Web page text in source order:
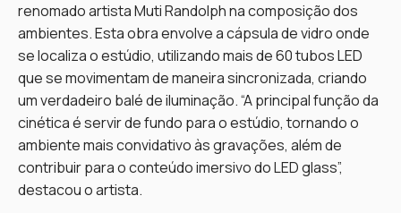
renomado artista Muti Randolph na composição dos
ambientes. Esta obra envolve a cápsula de vidro onde
se localiza o estúdio, utilizando mais de 60 tubos LED
que se movimentam de maneira sincronizada, criando
um verdadeiro balé de iluminação. “A principal função da
cinética é servir de fundo para o estúdio, tornando o
ambiente mais convidativo às gravações, além de
contribuir para o conteúdo imersivo do LED glass”,
destacou o artista.